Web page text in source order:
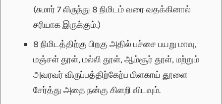
(சுமார் 7 லிருந்து 8 நிமிடம் வரை வதக்கினால்
சரியாக இருக்கும்.)
8 நிமிடத்திற்கு பிறகு அதில் பச்சை பயறு மாவு,
மஞ்சள் தூள், மல்லி தூள், ஆம்சூர் தூள், மற்றும்
அவரவர் விருப்பத்திற்கேற்ப மிளகாய் தூளை
சேர்த்து அதை நன்கு கிளறி விடவும்.